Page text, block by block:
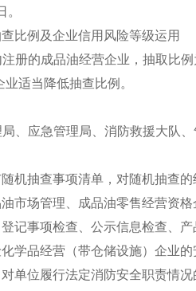
。
比例及企业信用风险等级运用
册的成品油经营企业， 抽取比例
适当降低抽查比例。
局 、应急管理局、消防救援大队
机抽查事项清单，对随机抽查的
油市场管理、成品油零售经营资格
登记事项检查、公示信息检查
产
学品经营（带仓储设施）企业的
单位履行法定消防安全职责情